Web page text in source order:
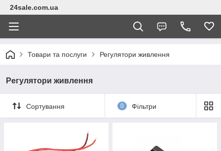
24sale.com.ua
Товари та послуги Регулятори живлення
Регулятори живлення
Сортування 0 Фільтри